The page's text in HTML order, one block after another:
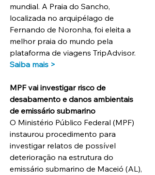
mundial. A Praia do Sancho,
localizada no arquipélago de
Fernando de Noronha, foi eleita a
melhor praia do mundo pela
plataforma de viagens TripAdvisor.
Saiba mais >
MPF vai investigar risco de
desabamento e danos ambientais
de emissário submarino
O Ministério Público Federal (MPF)
instaurou procedimento para
investigar relatos de possível
deterioração na estrutura do
emissário submarino de Maceió (AL),